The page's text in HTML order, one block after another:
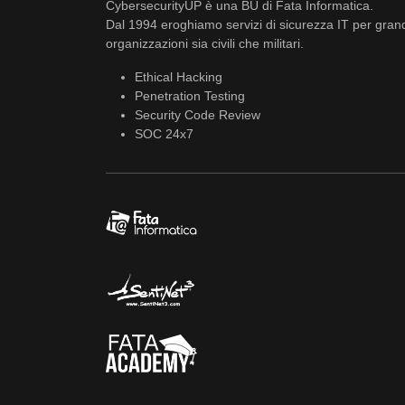
CybersecurityUP è una BU di Fata Informatica.
Dal 1994 eroghiamo servizi di sicurezza IT per
organizzazioni sia civili che militari.
Ethical Hacking
Penetration Testing
Security Code Review
SOC 24x7